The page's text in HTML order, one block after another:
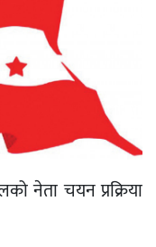
नेता चयन प्रक्रिया